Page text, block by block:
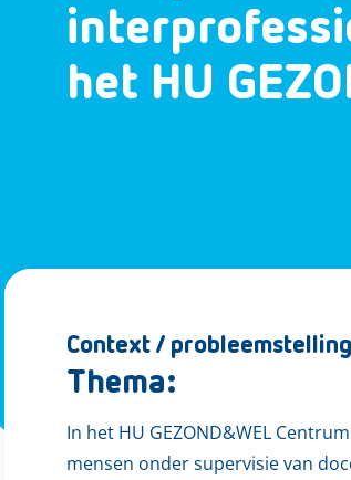
het HU
Context /
Thema:
In het HU GEZOND&WEL
mensen onder supervisie van